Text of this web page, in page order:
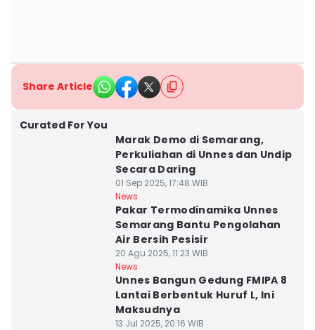
Share Article
Curated For You
Marak Demo di Semarang,
Perkuliahan di Unnes dan Undip
Secara Daring
01 Sep 2025, 17:48 WIB
News
Pakar Termodinamika Unnes
Semarang Bantu Pengolahan
Air Bersih Pesisir
20 Agu 2025, 11:23 WIB
News
Unnes Bangun Gedung FMIPA 8
Lantai Berbentuk Huruf L, Ini
Maksudnya
13 Jul 2025, 20:16 WIB